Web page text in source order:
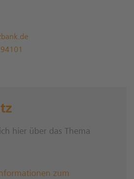
hier über das Thema
zum